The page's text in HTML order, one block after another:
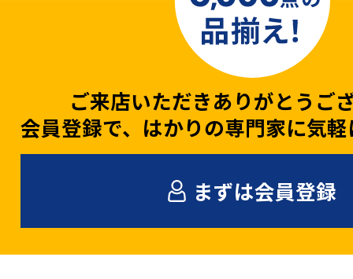
ご来店いただきありがとうご
会員登録で、はかりの専門家に気
まずは会員登録